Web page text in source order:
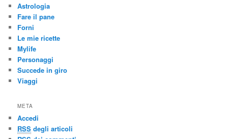
Astrologia
Fare il pane
Forni
Le mie ricette
Mylife
Personaggi
Succede in giro
Viaggi
META
Accedi
RSS degli articoli